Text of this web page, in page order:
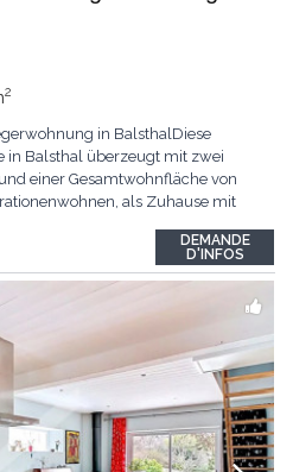
2
in BalsthalDiese
in Balsthal überzeugt mit zwei
einer Gesamtwohnfläche von
als Zuhause mit
bietet ein grosszügiges und
Herzstück ist die...
DEMANDE
D'INFOS